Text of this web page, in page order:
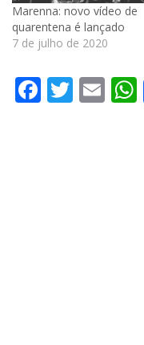
Marenna: novo vídeo de
quarentena é lançado
7 de julho de 2020